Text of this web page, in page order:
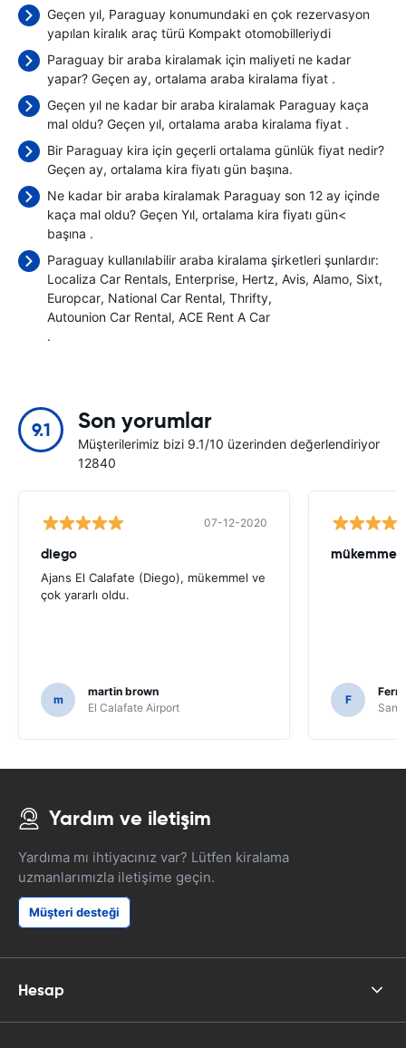
Geçen yıl, Paraguay konumundaki en çok rezervasyon
yapılan kiralık araç türü Kompakt otomobilleriydi
Paraguay bir araba kiralamak için maliyeti ne kadar
yapar? Geçen ay, ortalama araba kiralama fiyat .
Geçen yıl ne kadar bir araba kiralamak Paraguay kaça
mal oldu? Geçen yıl, ortalama araba kiralama fiyat .
Bir Paraguay kira için geçerli ortalama günlük fiyat nedir?
Geçen ay, ortalama kira fiyatı gün başına.
Ne kadar bir araba kiralamak Paraguay son 12 ay içinde
kaça mal oldu? Geçen Yıl, ortalama kira fiyatı gün<
başına .
Paraguay kullanılabilir araba kiralama şirketleri şunlardır:
Localiza Car Rentals Enterprise Hertz Avis Alamo Sixt
Europcar National Car Rental Thrifty
Autounion Car Rental ACE Rent A Car
.
9.1 Son yorumlar
Müşterilerimiz bizi 9.1/10 üzerinden değerlendiriyor
12840
07-12-2020
diego
Ajans El Calafate (Diego), mükemmel ve
çok yararlı oldu.
m
martin brown
El Calafate Airport
mükemmel
F
Yardım ve iletişim
Yardıma mı ihtiyacınız var? Lütfen kiralama
uzmanlarımızla iletişime geçin.
Müşteri desteği
Hesap